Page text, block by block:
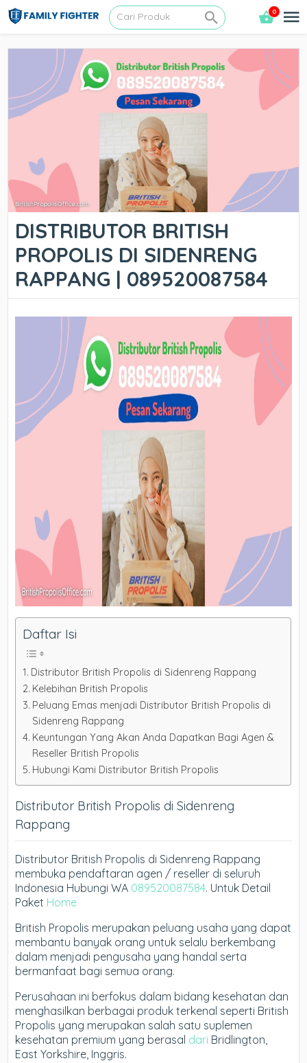
0
DISTRIBUTOR BRITISH
PROPOLIS DI SIDENRENG
RAPPANG | 089520087584
Daftar Isi
Distributor British Propolis di Sidenreng Rappang
Kelebihan British Propolis
Peluang Emas menjadi Distributor British Propolis di
Sidenreng Rappang
Keuntungan Yang Akan Anda Dapatkan Bagi Agen &
Reseller British Propolis
Hubungi Kami Distributor British Propolis
Distributor British Propolis di Sidenreng
Rappang
Distributor British Propolis di Sidenreng Rappang
membuka pendaftaran agen / reseller di seluruh
Indonesia Hubungi WA 089520087584. Untuk Detail
Paket Home
British Propolis merupakan peluang usaha yang dapat
membantu banyak orang untuk selalu berkembang
dalam menjadi pengusaha yang handal serta
bermanfaat bagi semua orang.
Perusahaan ini berfokus dalam bidang kesehatan dan
menghasilkan berbagai produk terkenal seperti British
Propolis yang merupakan salah satu suplemen
kesehatan premium yang berasal dari Bridlington,
East Yorkshire, Inggris.